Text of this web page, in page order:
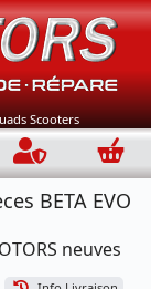
Scooters
Connection
BETA EVO
neuves